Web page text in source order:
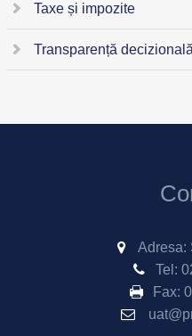
Taxe și impozite
Transparență decizională
Adresa:
Tel:
Fax: